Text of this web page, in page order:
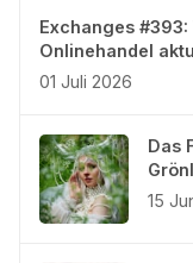
Exchanges
Onlinehandel
01 Juli 2026
Das
15